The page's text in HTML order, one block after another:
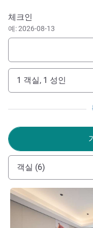
이 호텔 예약하기
체크인
예: 2026-08-13
1 객실, 1 성인
객실 (6)
세부 정보 보기